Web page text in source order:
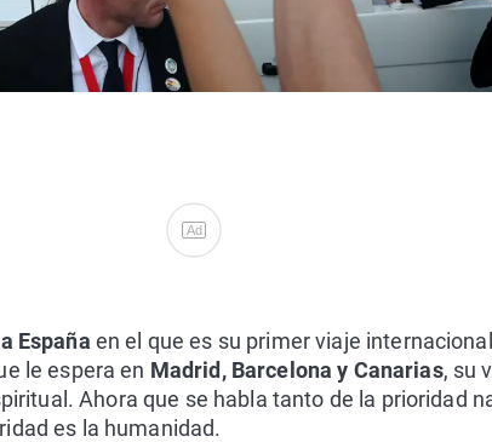
Ad
España en el que es su primer viaje
le espera en Madrid, Barcelona y Canarias, su
Ahora que se habla tanto de la prioridad
es la humanidad.